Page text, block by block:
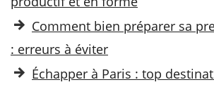
Comment bien préparer sa
: erreurs à éviter
Échapper à Paris : top